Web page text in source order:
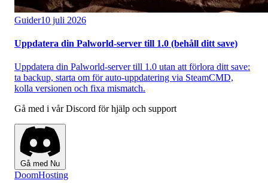
Guider10 juli 2026
Uppdatera din Palworld-server till 1.0 (behåll ditt save)
Uppdatera din Palworld-server till 1.0 utan att förlora ditt save:
ta backup, starta om för auto-uppdatering via SteamCMD,
kolla versionen och fixa mismatch.
Gå med i vår Discord för hjälp och support
Gå med Nu
DoomHosting